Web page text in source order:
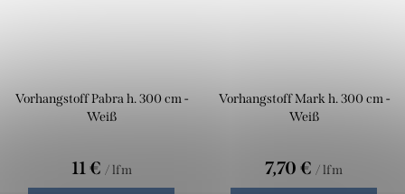
Vorhangstoff Pabra h. 300 cm -
Weiß
11 € / lfm
Vorhangstoff Mark h. 300 cm -
Weiß
7,70 € / lfm